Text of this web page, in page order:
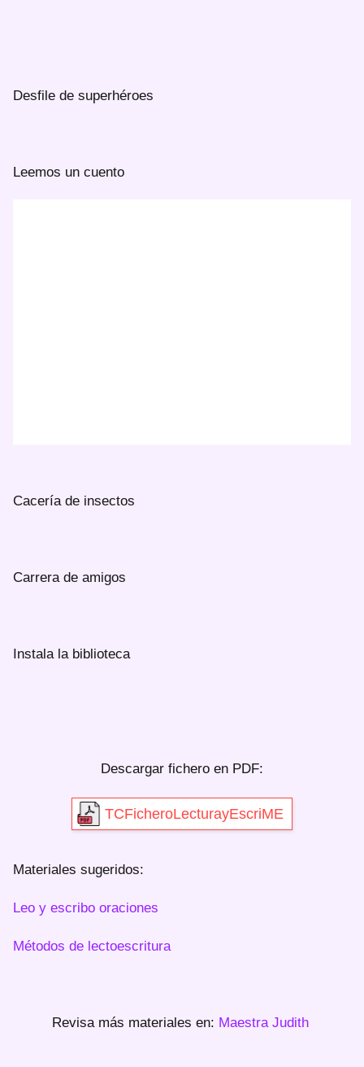
Desfile de superhéroes
Leemos un cuento
Cacería de insectos
Carrera de amigos
Instala la biblioteca
Descargar fichero en PDF:
TCFicheroLecturayEscriME
Materiales sugeridos:
Leo y escribo oraciones
Métodos de lectoescritura
Revisa más materiales en: Maestra Judith